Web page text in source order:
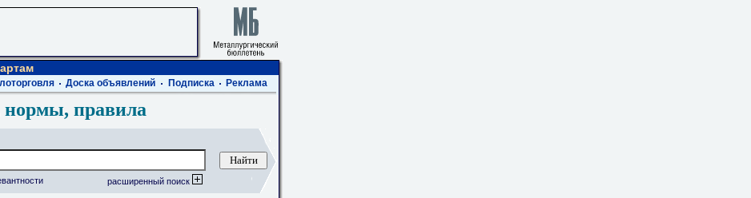
Доска объявлений Подписка Реклама
правила
расширенный поиск